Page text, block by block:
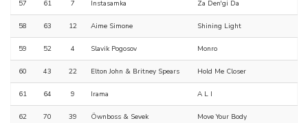
57 61 7 Instasamka Za Den'gi Da
58 63 12 Aime Simone Shining Light
59 52 4 Slavik Pogosov Monro
60 43 22 Elton John & Britney Spears Hold Me Closer
61 64 9 Irama A L I
62 70 39 Öwnboss & Sevek Move Your Body